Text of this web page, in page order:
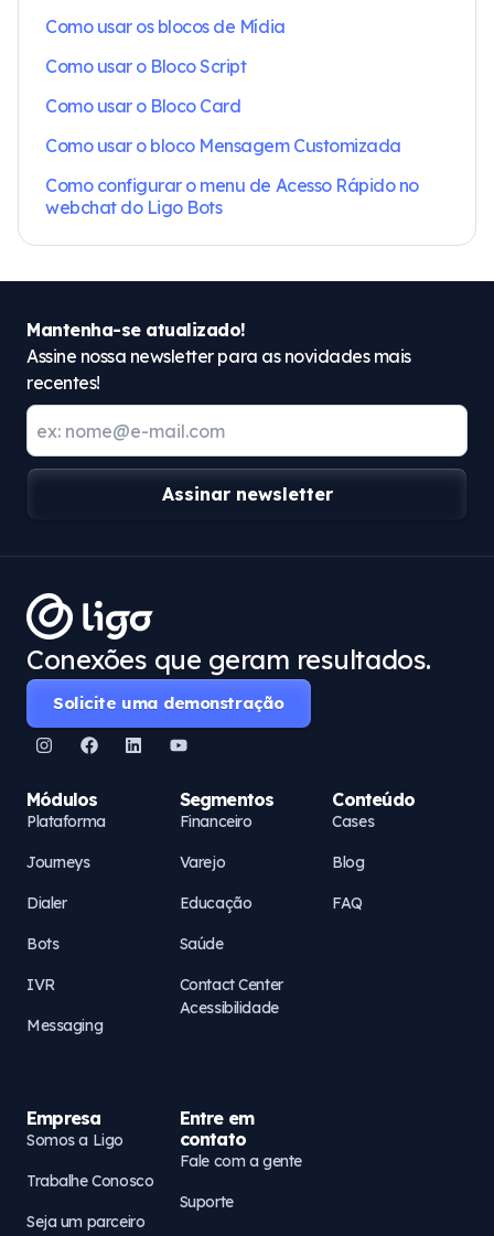
Como usar os blocos de Mídia
Como usar o Bloco Script
Como usar o Bloco Card
Como usar o bloco Mensagem Customizada
Como configurar o menu de Acesso Rápido no
webchat do Ligo Bots
Mantenha-se atualizado!
Assine nossa newsletter para as novidades mais
recentes!
Assinar newsletter
Conexões que geram resultados.
Solicite uma demonstração
Módulos
Plataforma
Journeys
Dialer
Bots
IVR
Messaging
Segmentos
Financeiro
Varejo
Educação
Saúde
Contact Center
Acessibilidade
Conteúdo
Cases
Blog
FAQ
Empresa
Somos a Ligo
Trabalhe Conosco
Seja um parceiro
Entre em
contato
Fale com a gente
Suporte